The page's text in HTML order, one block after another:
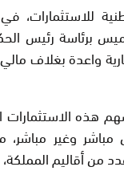
للاستثمارات،
برئاسة رئيس
هذه
مباشر وغير
أقاليم المملكة،